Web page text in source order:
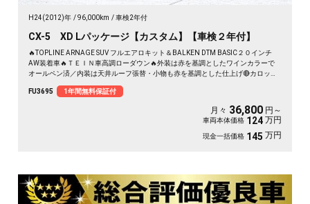
H24(2012)年 96,000km 車検2年付
CX-5 XD Lパッケージ【カスタム】【車検２年付】
🔥TOPLINE ARNAGE SUV フルエアロキット＆BALKEN DTM BASIC２０インチ
AW装着車🔥ＴＥＩＮ車高調ローダウン🔥外装は赤を基調としたワインカラーで
オールペン済／内装は天井ルーフ張替・小物も赤を基調とした仕上げ🔴カロッツ
視聴可能👀アイドリングストップ機能付・ＪＣ０８モード・カタログ燃費１８．
６ｋｍ／Ｌ🍃バック・サイドカメラ📹付きで駐車も楽々🚗ＲＶＭ（リアビークル
モニタリングシステム）・スマートシティブレーキサポート安全運転支援搭載✨
FU3695 1年間無料保証付
月々 36,800 円～
車両本体価格 124 万円
現金一括価格 145 万円